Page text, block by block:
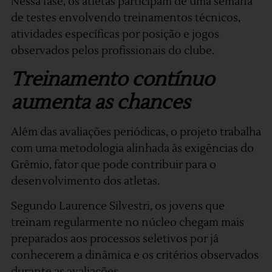
de testes envolvendo treinamentos técnicos,
atividades específicas por posição e jogos
observados pelos profissionais do clube.
Treinamento contínuo
aumenta as chances
Além das avaliações periódicas, o projeto trabalha
com uma metodologia alinhada às exigências do
Grêmio, fator que pode contribuir para o
desenvolvimento dos atletas.
Segundo Laurence Silvestri, os jovens que
treinam regularmente no núcleo chegam mais
preparados aos processos seletivos por já
conhecerem a dinâmica e os critérios observados